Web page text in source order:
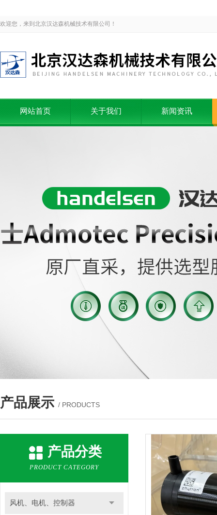
欢迎您，来到北京汉达森机械技术有限公司！
网站首页 关于我们 新闻资讯
产品展示 / PRODUCTS
产品分类
PRODUCT CATEGORY
风机、电机、控制器